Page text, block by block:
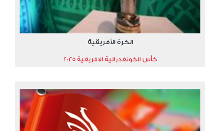
الكرة الأفريقية
كأس الكونفدرالية الافريقية 2025